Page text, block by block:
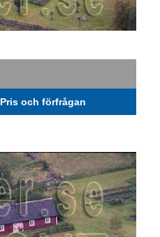
Pris och förfrågan